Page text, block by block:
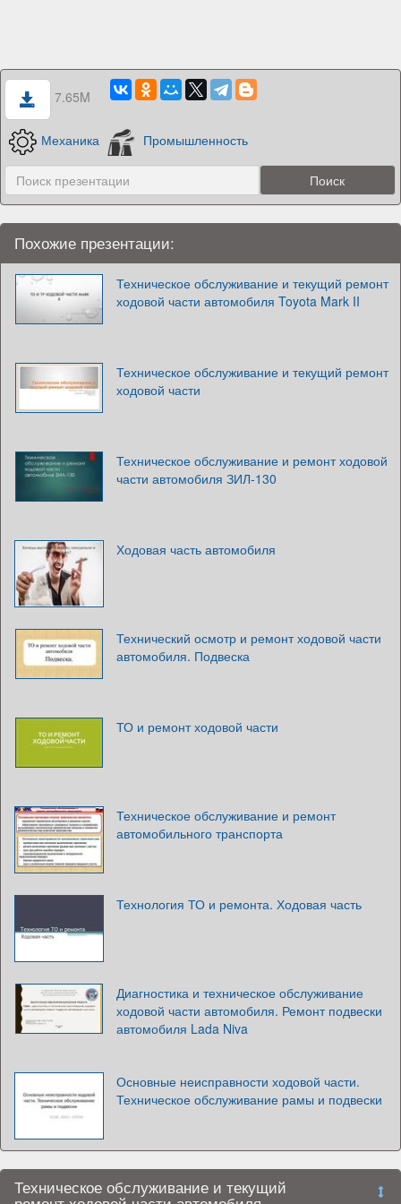
7.65M
Механика Промышленность
Похожие презентации:
Техническое обслуживание и текущий ремонт
ходовой части автомобиля Toyota Mark II
Техническое обслуживание и текущий ремонт
ходовой части
Техническое обслуживание и ремонт ходовой
части автомобиля ЗИЛ-130
Ходовая часть автомобиля
Технический осмотр и ремонт ходовой части
автомобиля. Подвеска
ТО и ремонт ходовой части
Техническое обслуживание и ремонт
автомобильного транспорта
Технология ТО и ремонта. Ходовая часть
Диагностика и техническое обслуживание
ходовой части автомобиля. Ремонт подвески
автомобиля Lada Niva
Основные неисправности ходовой части.
Техническое обслуживание рамы и подвески
Техническое обслуживание и текущий